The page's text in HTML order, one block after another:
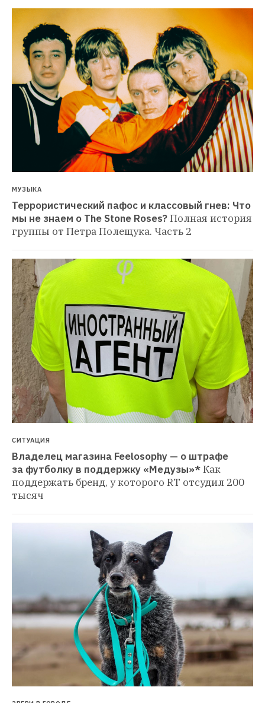
МУЗЫКА
Террористический пафос и классовый гнев: Что
мы не знаем о The Stone Roses?Полная история
группы от Петра Полещука. Часть 2
СИТУАЦИЯ
Владелец магазина Feelosophy — о штрафе
за футболку в поддержку «Медузы»*Как
поддержать бренд, у которого RT отсудил 200
тысяч